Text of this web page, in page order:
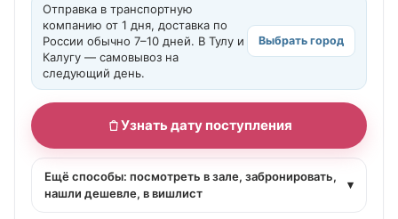
Отправка в транспортную
компанию от 1 дня, доставка по
России обычно 7–10 дней. В Тулу и
Калугу — самовывоз на
следующий день.
Выбрать город
Узнать дату поступления
Ещё способы: посмотреть в зале, забронировать,
нашли дешевле, в вишлист
▾